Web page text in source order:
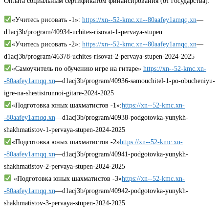
«Учитесь рисовать -1»: https://xn--52-kmc.xn--80aafey1amqq.xn—
d1acj3b/program/40934-uchites-risovat-1-pervaya-stupen
«Учитесь рисовать -2»: https://xn--52-kmc.xn--80aafey1amqq.xn—
d1acj3b/program/46378-uchites-risovat-2-pervaya-stupen-2024-2025
«Самоучитель по обучению игре на гитаре» https://xn--52-kmc.xn-
-80aafey1amqq.xn—d1acj3b/program/40936-samouchitel-1-po-obucheniyu-
igre-na-shestistrunnoi-gitare-2024-2025
«Подготовка юных шахматистов -1»:https://xn--52-kmc.xn-
-80aafey1amqq.xn—d1acj3b/program/40938-podgotovka-yunykh-
shakhmatistov-1-pervaya-stupen-2024-2025
«Подготовка юных шахматистов -2»https://xn--52-kmc.xn-
-80aafey1amqq.xn—d1acj3b/program/40941-podgotovka-yunykh-
shakhmatistov-2-pervaya-stupen-2024-2025
«Подготовка юных шахматистов -3»https://xn--52-kmc.xn-
-80aafey1amqq.xn—d1acj3b/program/40942-podgotovka-yunykh-
shakhmatistov-3-pervaya-stupen-2024-2025